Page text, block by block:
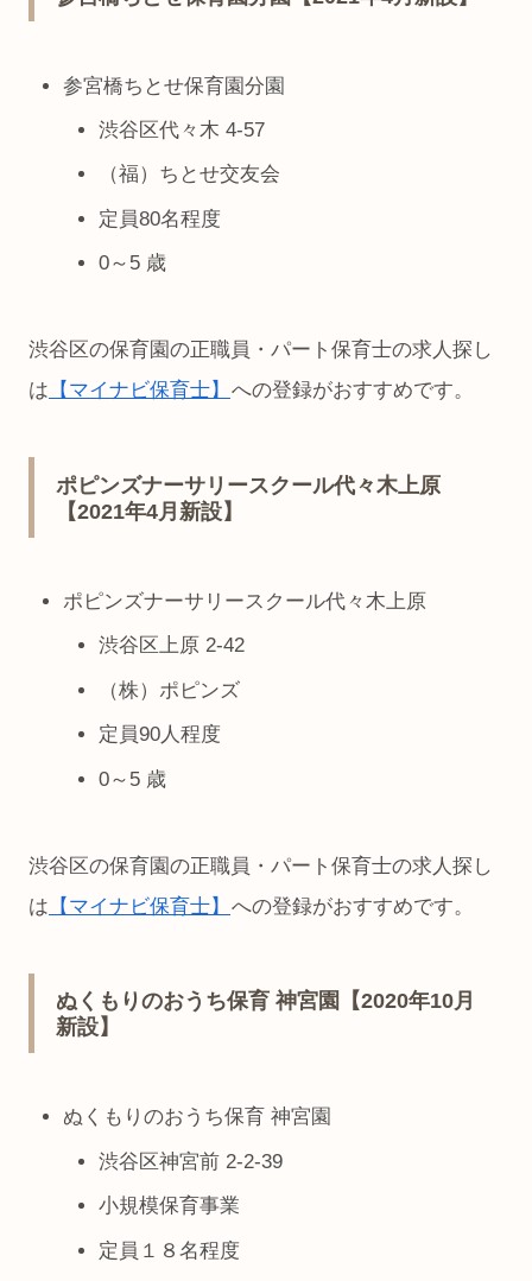
参宮橋ちとせ保育園分園
渋谷区代々木 4-57
（福）ちとせ交友会
定員80名程度
0～5 歳
渋谷区の保育園の正職員・パート保育士の求人探し
は 【マイナビ保育士】 への登録がおすすめです。
ポピンズナーサリースクール代々木上原
【2021年4月新設】
ポピンズナーサリースクール代々木上原
渋谷区上原 2-42
（株）ポピンズ
定員90人程度
0～5 歳
渋谷区の保育園の正職員・パート保育士の求人探し
は 【マイナビ保育士】 への登録がおすすめです。
ぬくもりのおうち保育 神宮園【2020年10月
新設】
ぬくもりのおうち保育 神宮園
渋谷区神宮前 2-2-39
小規模保育事業
定員１８名程度